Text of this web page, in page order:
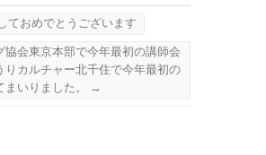
ておめでとうございます
協会東京本部で今年最初の講師会
りカルチャー北千住で今年最初の
いりました。
→